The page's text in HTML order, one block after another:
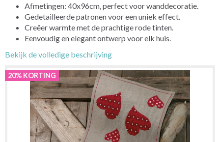
Afmetingen: 40x96cm, perfect voor wanddecoratie.
Gedetailleerde patronen voor een uniek effect.
Creëer warmte met de prachtige rode tinten.
Eenvoudig en elegant ontwerp voor elk huis.
Bekijk de volledige beschrijving
20% KORTING